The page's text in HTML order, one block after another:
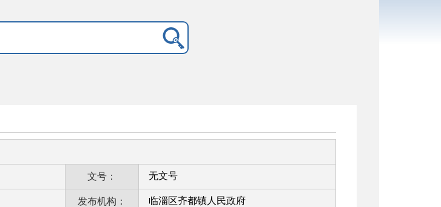
文号： 无文号
发布机构： 临淄区齐都镇人民政府